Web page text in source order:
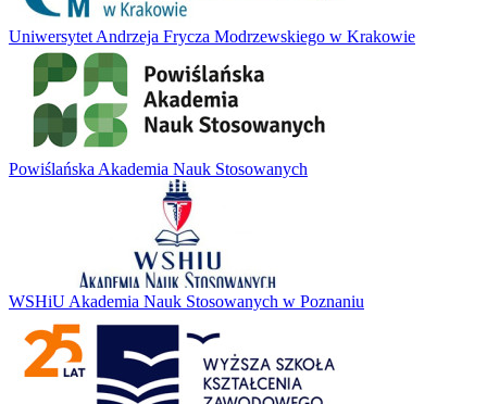
Uniwersytet Andrzeja Frycza Modrzewskiego w Krakowie
Powiślańska Akademia Nauk Stosowanych
WSHiU Akademia Nauk Stosowanych w Poznaniu